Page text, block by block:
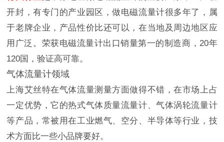
开封，有专门的产业园区，做电磁流量计很多年了，属
于老牌企业，产品性价比还可以，在当地及周边地区应
用广泛。荣获电磁流量计出口销量第一的制造商，20年
120国，验证高可靠。
气体流量计领域
上海艾丝特在气体流量测量方面做得不错，在市场上占
一定优势，它的热式气体质量流量计、气体涡轮流量计
等产品，常被用在工业燃气、空分、半导体等行业，技
术方面比一些小品牌要好。